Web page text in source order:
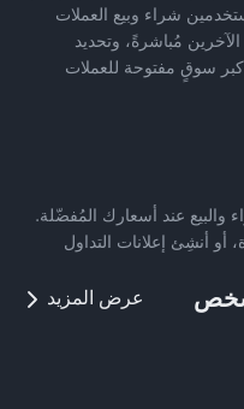
شراء وبيع العملات
مُباشرةً، وتحديد
سوقٍ مفتوحة للعملات
والبيع عند أسعارك المُفضّلة.
أو أنشِئ إعلانات التداول
عرض المزيد